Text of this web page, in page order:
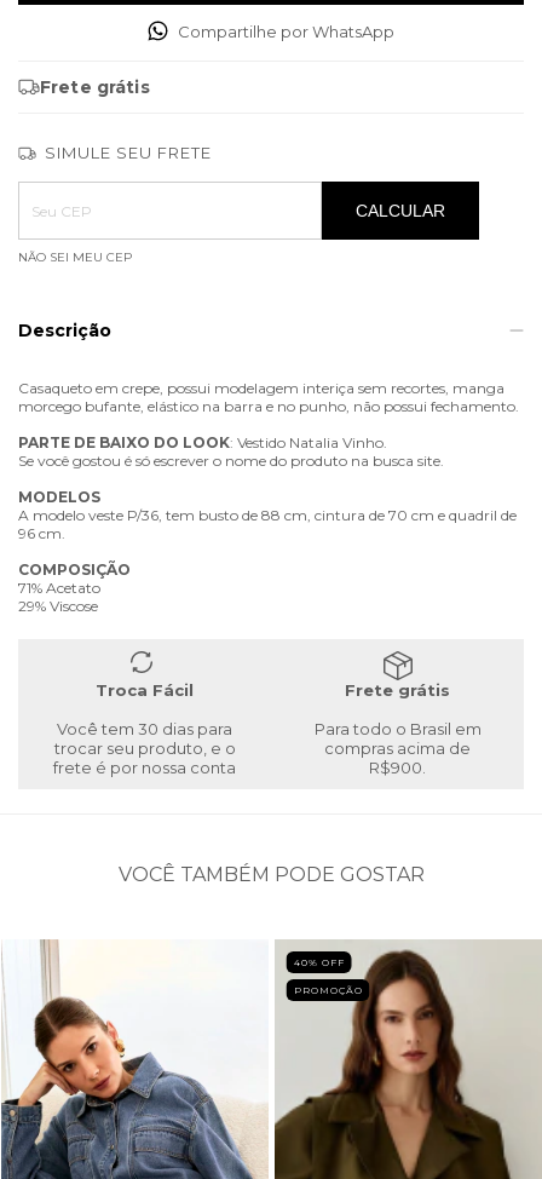
Compartilhe por WhatsApp
Frete grátis
SIMULE SEU FRETE
Entregas para o CEP:
ALTERAR CEP
CALCULAR
NÃO SEI MEU CEP
Descrição
Casaqueto em crepe, possui modelagem interiça sem recortes, manga
morcego bufante, elástico na barra e no punho, não possui fechamento.
PARTE DE BAIXO DO LOOK: Vestido Natalia Vinho.
Se você gostou é só escrever o nome do produto na busca site.
MODELOS
A modelo veste P/36, tem busto de 88 cm, cintura de 70 cm e quadril de
96 cm.
COMPOSIÇÃO
71% Acetato
29% Viscose
Troca Fácil
Você tem 30 dias para
trocar seu produto, e o
frete é por nossa conta
Frete grátis
Para todo o Brasil em
compras acima de
R$900.
VOCÊ TAMBÉM PODE GOSTAR
40% OFF
PROMOÇÃO